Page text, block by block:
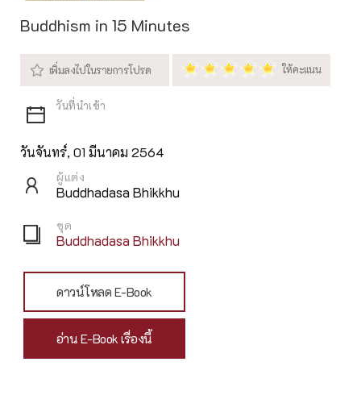
Buddhism in 15 Minutes
วันจันทร์, 01 มีนาคม 2564
ผู้แต่ง
Buddhadasa Bhikkhu
ชุด
Buddhadasa Bhikkhu
ดาวน์โหลด E-Book
อ่าน E-Book เรื่องนี้